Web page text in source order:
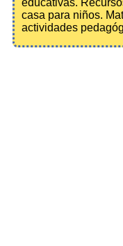
educativas.
casa para niños.
actividades